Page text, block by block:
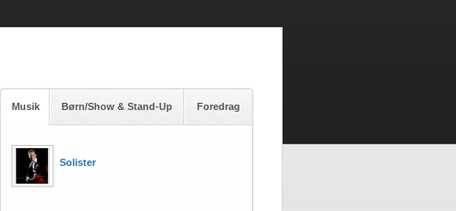
Musik Børn/Show & Stand-Up Foredrag
Solister